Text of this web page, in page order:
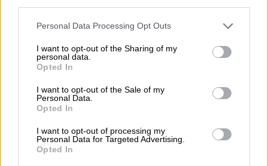
Personal Data Processing Opt Outs
I want to opt-out of the Sharing of my
personal data.
Opted In
I want to opt-out of the Sale of my
Personal Data.
Opted In
I want to opt-out of processing my
Personal Data for Targeted Advertising.
Opted In
se situó en el mes de agosto en algo más de
dieciocho millones y medio de trabajadores y
trabajadoras lo que supone el cuarto mes
consecutivo de subidas. Por el contrario, se ha
registrado un leve repunte de del paro, el menor
desde 2016 en este mes, de 29.000 personas.
del mercado de trabajo va recuperando el pulso
tras el parón obligado por el confinamiento por
culpa de la pandemia. Aunque aún habrá que ir